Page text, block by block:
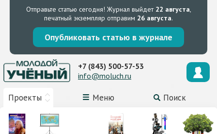
Отправьте статью сегодня! Журнал выйдет 22 августа,
печатный экземпляр отправим 26 августа.
Опубликовать статью в журнале
Проекты Меню Поиск
+7 (843) 500-57-53
info@moluch.ru